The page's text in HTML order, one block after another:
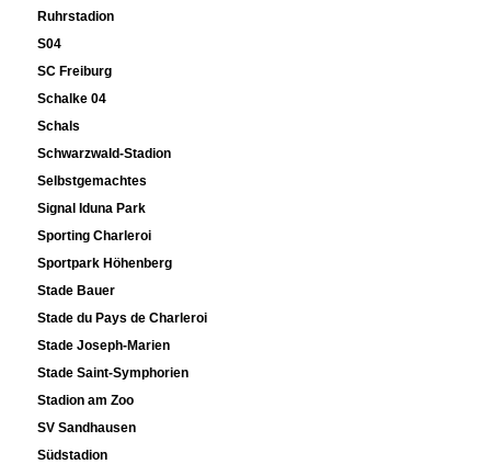
Ruhrstadion
S04
SC Freiburg
Schalke 04
Schals
Schwarzwald-Stadion
Selbstgemachtes
Signal Iduna Park
Sporting Charleroi
Sportpark Höhenberg
Stade Bauer
Stade du Pays de Charleroi
Stade Joseph-Marien
Stade Saint-Symphorien
Stadion am Zoo
SV Sandhausen
Südstadion